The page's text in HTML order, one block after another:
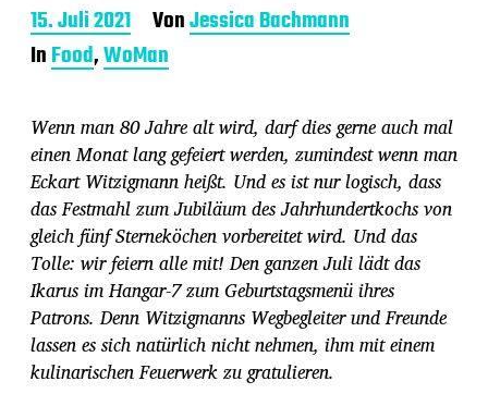
B
e
i
a
g
s
d
a
t
u
m
15. Juli 2021 VonJessica Bachmann
InFood,WoMan
Wenn man 80 Jahre alt wird, darf dies gerne auch mal
einen Monat lang gefeiert werden, zumindest wenn man
Eckart Witzigmann heißt. Und es ist nur logisch, dass
das Festmahl zum Jubiläum des Jahrhundertkochs von
gleich fünf Sterneköchen vorbereitet wird. Und das
Tolle: wir feiern alle mit! Den ganzen Juli lädt das
Ikarus im Hangar-7 zum Geburtstagsmenü ihres
Patrons. Denn Witzigmanns Wegbegleiter und Freunde
lassen es sich natürlich nicht nehmen, ihm mit einem
kulinarischen Feuerwerk zu gratulieren.